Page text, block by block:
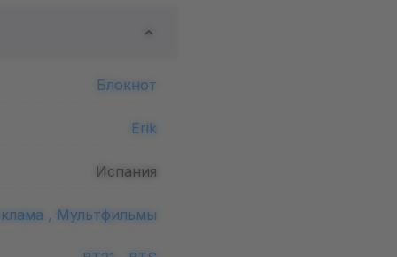
Блокнот
Erik
Испания
, Мультфильмы